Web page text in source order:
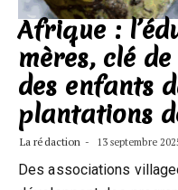
Afrique :
mères, clé
des enfants
plantations
La rédaction 13 septembre
Des associations